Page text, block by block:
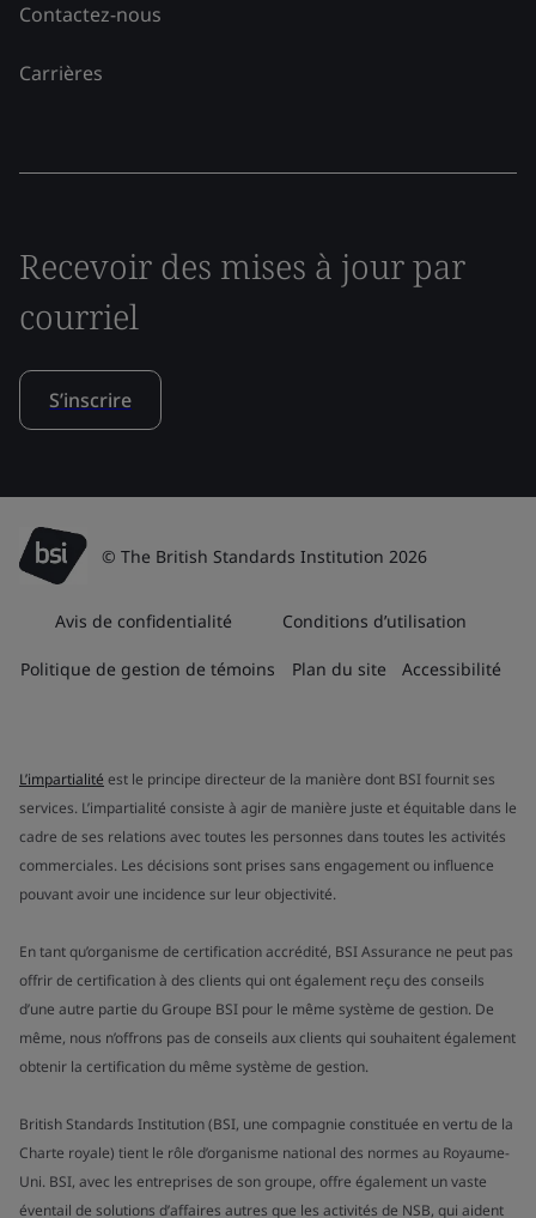
Contactez-nous
Carrières
Recevoir des mises à jour par
courriel
S’inscrire
© The British Standards Institution 2026
Avis de confidentialité Conditions d’utilisation
Politique de gestion de témoins Plan du site Accessibilité
L’impartialité est le principe directeur de la manière dont BSI fournit ses
services. L’impartialité consiste à agir de manière juste et équitable dans le
cadre de ses relations avec toutes les personnes dans toutes les activités
commerciales. Les décisions sont prises sans engagement ou influence
pouvant avoir une incidence sur leur objectivité.
En tant qu’organisme de certification accrédité, BSI Assurance ne peut pas
offrir de certification à des clients qui ont également reçu des conseils
d’une autre partie du Groupe BSI pour le même système de gestion. De
même, nous n’offrons pas de conseils aux clients qui souhaitent également
obtenir la certification du même système de gestion.
British Standards Institution (BSI, une compagnie constituée en vertu de la
Charte royale) tient le rôle d’organisme national des normes au Royaume-
Uni. BSI, avec les entreprises de son groupe, offre également un vaste
éventail de solutions d’affaires autres que les activités de NSB, qui aident